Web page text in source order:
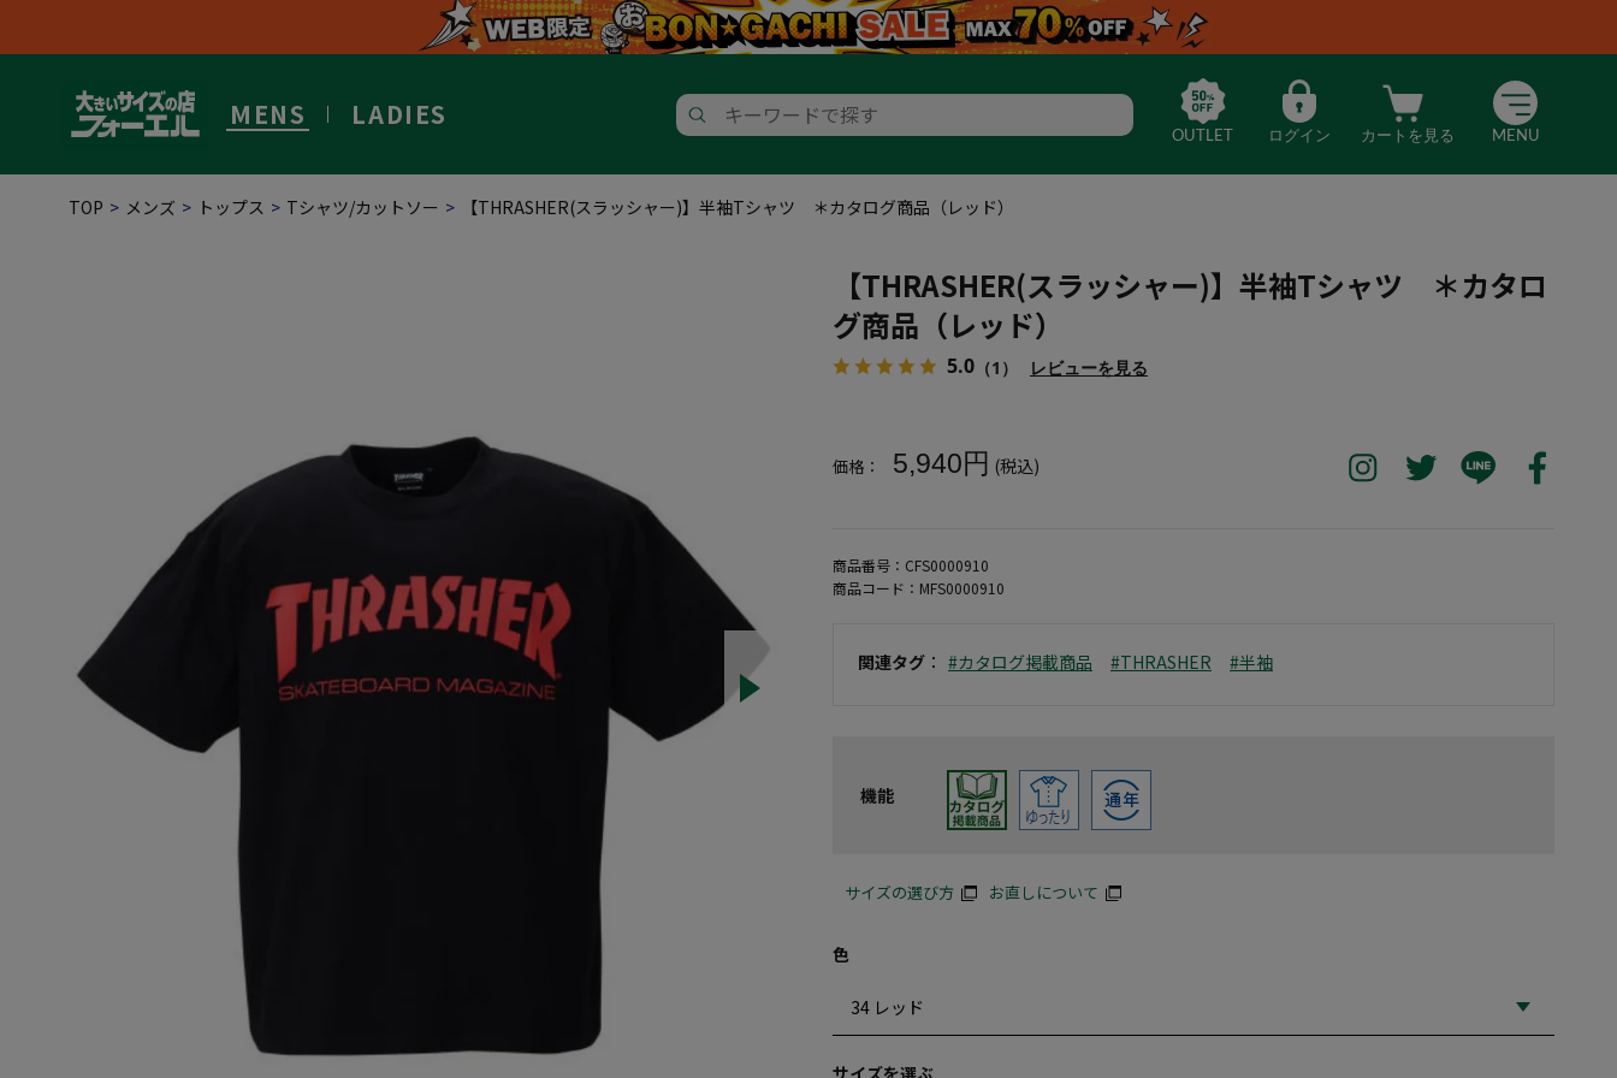
MENS LADIES
OUTLET ログイン カートを見る MENU
TOP メンズ トップス Tシャツ/カットソー 【THRASHER(スラッシャー)】半袖Tシャツ ＊カタログ商品（レッド）
【THRASHER(スラッシャー)】半袖Tシャツ ＊カタロ
グ商品（レッド）
5.0 （1） レビューを見る
価格： 5,940円 (税込)
商品番号： CFS0000910
商品コード： MFS0000910
関連タグ ： #カタログ掲載商品 #THRASHER #半袖
機能
サイズの選び方 お直しについて
色
サイズを選ぶ